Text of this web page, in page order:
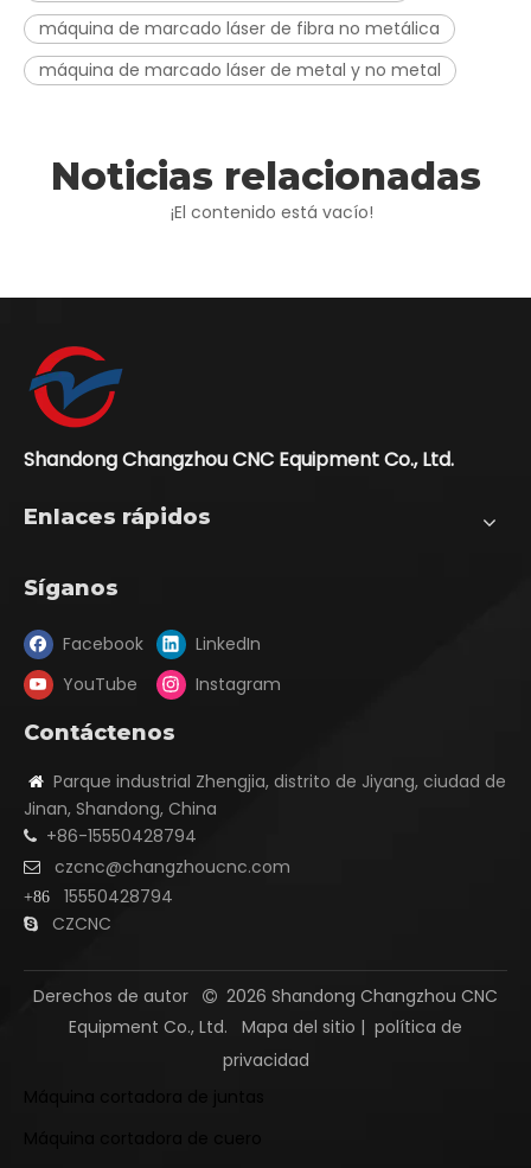
máquina de marcado láser de fibra no metálica
máquina de marcado láser de metal y no metal
Noticias relacionadas
¡El contenido está vacío!
Shandong Changzhou CNC Equipment Co., Ltd.
Enlaces rápidos
Síganos
Facebook
LinkedIn
YouTube
Instagram
Contáctenos
 Parque industrial Zhengjia, distrito de Jiyang, ciudad de
Jinan, Shandong, China
 +86-15550428794
 czcnc@changzhoucnc.com
+86 15550428794
 CZCNC
Derechos de autor  2026 Shandong Changzhou CNC
Equipment Co., Ltd. Mapa del sitio | política de
privacidad